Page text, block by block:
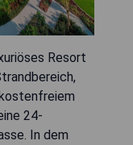
Resort
24-
In dem